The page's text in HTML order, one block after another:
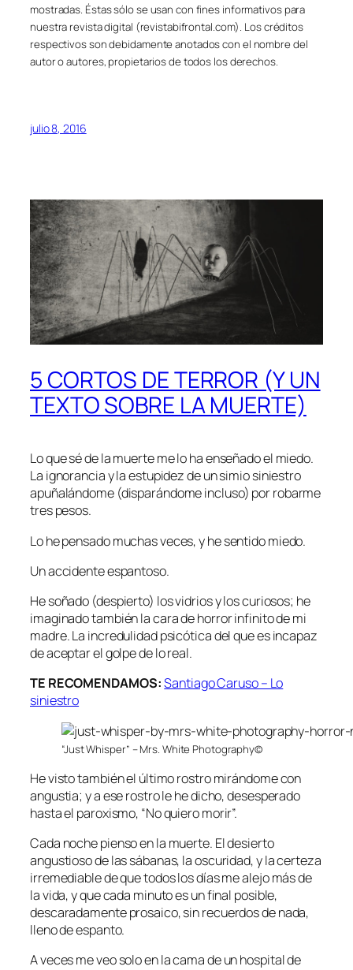
mostradas. Éstas sólo se usan con fines informativos para
nuestra revista digital (revistabifrontal.com). Los créditos
respectivos son debidamente anotados con el nombre del
autor o autores, propietarios de todos los derechos.
julio 8, 2016
5 CORTOS DE TERROR (Y UN
TEXTO SOBRE LA MUERTE)
Lo que sé de la muerte me lo ha enseñado el miedo.
La ignorancia y la estupidez de un simio siniestro
apuñalándome (disparándome incluso) por robarme
tres pesos.
Lo he pensado muchas veces, y he sentido miedo.
Un accidente espantoso.
He soñado (despierto) los vidrios y los curiosos; he
imaginado también la cara de horror infinito de mi
madre. La incredulidad psicótica del que es incapaz
de aceptar el golpe de lo real.
TE RECOMENDAMOS:Santiago Caruso – Lo
siniestro
“Just Whisper” – Mrs. White Photography©
He visto también el último rostro mirándome con
angustia; y a ese rostro le he dicho, desesperado
hasta el paroxismo, “No quiero morir”.
Cada noche pienso en la muerte. El desierto
angustioso de las sábanas, la oscuridad, y la certeza
irremediable de que todos los días me alejo más de
la vida, y que cada minuto es un final posible,
descaradamente prosaico, sin recuerdos de nada,
lleno de espanto.
A veces me veo solo en la cama de un hospital de